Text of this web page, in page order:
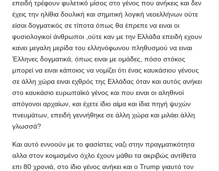
επειδή τρέφουν φυλετικό μίσος στο γένος που ανήκεις και δεν
έχεις την ηλίθια δουλική και σημιτική λογική νεοελλήνων ούτε
είσαι δογματικός σε τίποτα όπως θα έπρεπε να ειναι οι
φυσιολογικοί άνθρωποι ,ούτε καν με την Ελλάδα επειδή εχουν
κανει μεγαλη μερίδα του ελληνόφωνου πληθυσμού να ειναι
Έλληνες δογματικά, όπως ειναι με ομάδες, πόσο στόκος
μπορεί να ειναι κάποιος να νομίζει ότι ένας καυκάσιου γένους
σε άλλη χώρα ειναι εχθρός της Ελλάδας όταν και αυτός ανήκει
στο καυκάσιο ευρωπαϊκό γένος και που ειναι οι αληθινοί
απόγονοι αρχαίων, και έχετε ίδιο αίμα και ίδια πηγή ψυχών
πνευμάτων, επειδή γεννήθηκε σε άλλη χώρα και μιλάει άλλη
γλωσσά?
Και αυτό εννοούν με το φασίστες ναζι στην πραγματικότητα
αλλα στον κοιμισμένο όχλο έχουν μάθει τα ακριβώς αντίθετα
επι 80 χρονιά, στο ίδιο γένος ανήκει και ο Trump γιαυτό τον